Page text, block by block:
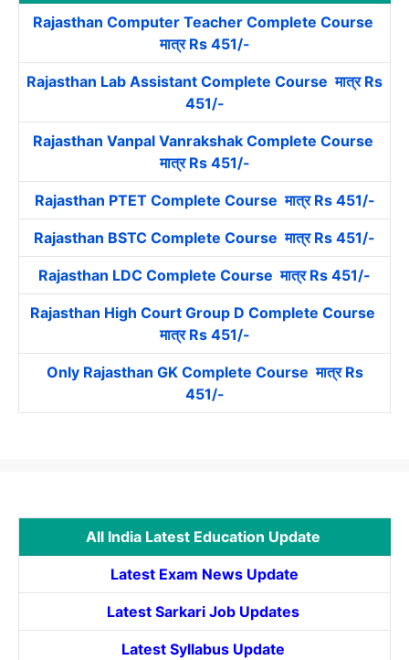
Rajasthan Computer Teacher Complete Course
मात्र Rs 451/-
Rajasthan Lab Assistant Complete Course मात्र Rs
451/-
Rajasthan Vanpal Vanrakshak Complete Course
मात्र Rs 451/-
Rajasthan PTET Complete Course मात्र Rs 451/-
Rajasthan BSTC Complete Course मात्र Rs 451/-
Rajasthan LDC Complete Course मात्र Rs 451/-
Rajasthan High Court Group D Complete Course
मात्र Rs 451/-
Only Rajasthan GK Complete Course मात्र Rs
451/-
All India Latest Education Update
Latest Exam News Update
Latest Sarkari Job Updates
Latest Syllabus Update